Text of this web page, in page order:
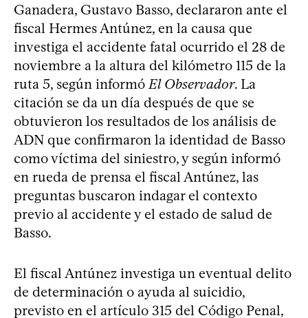
Ganadera, Gustavo Basso, declararon ante el
fiscal Hermes Antúnez, en la causa que
investiga el accidente fatal ocurrido el 28 de
noviembre a la altura del kilómetro 115 de la
ruta 5, según informó El Observador. La
citación se da un día después de que se
obtuvieron los resultados de los análisis de
ADN que confirmaron la identidad de Basso
como víctima del siniestro, y según informó
en rueda de prensa el fiscal Antúnez, las
preguntas buscaron indagar el contexto
previo al accidente y el estado de salud de
Basso.
El fiscal Antúnez investiga un eventual delito
de determinación o ayuda al suicidio,
previsto en el artículo 315 del Código Penal,